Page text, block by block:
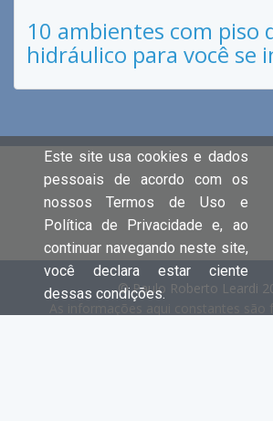
10 ambientes com piso
hidráulico para você se
© Paulo Roberto Leardi
Este site usa cookies e dados
pessoais de acordo com os
nossos Termos de Uso e
Política de Privacidade e, ao
continuar navegando neste site,
você declara estar ciente
dessas condições.